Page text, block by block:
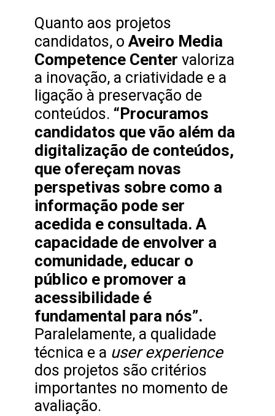
Quanto aos projetos
candidatos, oAveiro Media
Competence Center valoriza
a inovação, a criatividade e a
ligação à preservação de
conteúdos. “Procuramos
candidatos que vão além da
digitalização de conteúdos,
que ofereçam novas
perspetivas sobre como a
informação pode ser
acedida e consultada. A
capacidade de envolver a
comunidade, educar o
público e promover a
acessibilidade é
fundamental para nós”.
Paralelamente, a qualidade
técnica e a user experience
dos projetos são critérios
importantes no momento de
avaliação.